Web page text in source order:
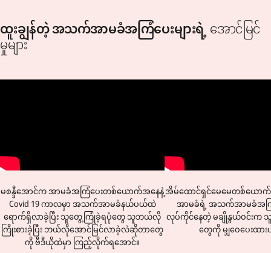
ထူးချွန်တဲ့ အသက်အာမခံအကြံပေးများရဲ့အောင်မြင်
မှုများ
မစန္ဒီအောင်က အာမခံအကြံပေးတစ်ယောက်အနေနဲ့
Covid 19 ကာလမှာ အသက်အာမခံနယ်ပယ်ထဲ
ရောက်ရှိလာခဲ့ပြီး သူတွေ့ကြုံခဲ့ရပုံတွေ သူဘယ်လို
ကြိုးစားခဲ့ပြီး ဘယ်လိုအောင်မြင်လာခဲ့လဲဆိုတာတွေ
ကို ဗီဒီယိုထဲမှာ ကြည့်လိုက်ရအောင်။
အိမ်ထောင်ရှင်မေမေတစ်ယောက်
အာမခံရဲ့ အသက်အာမခံအကြံ
လုပ်ကိုင်နေတဲ့ မချိုနွယ်ဝင်း
တွေကို မျှဝေပေးထာ